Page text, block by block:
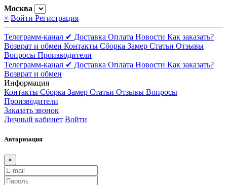
Москва
× Войти Регистрация
Телеграмм-канал ✔ Доставка Оплата Новости Как заказать?
Возврат и обмен Контакты Сборка Замер Статьи Отзывы
Вопросы Производители
Телеграмм-канал ✔ Доставка Оплата Новости Как заказать?
Возврат и обмен
Информация
Контакты Сборка Замер Статьи Отзывы Вопросы
Производители
Заказать звонок
Личный кабинет Войти
Авторизация
×